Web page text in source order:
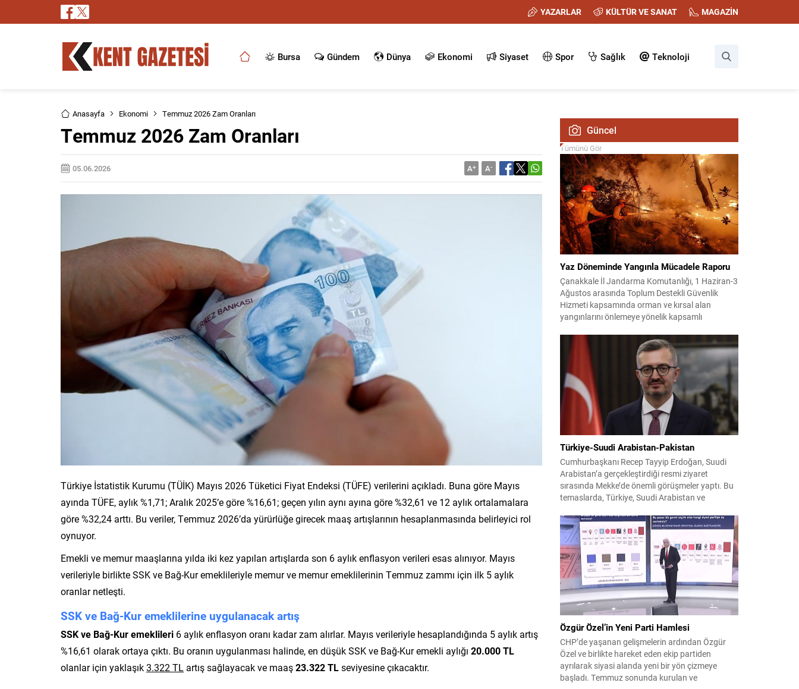
YAZARLAR KÜLTÜR VE SANAT MAGAZİN
Bursa Gündem Dünya Ekonomi Siyaset Spor Sağlık Teknoloji
Anasayfa Ekonomi Temmuz 2026 Zam Oranları
Temmuz 2026 Zam Oranları
05.06.2026 A+ A-
Türkiye İstatistik Kurumu (TÜİK) Mayıs 2026 Tüketici Fiyat Endeksi (TÜFE) verilerini açıkladı. Buna göre Mayıs
ayında TÜFE, aylık %1,71; Aralık 2025’e göre %16,61; geçen yılın aynı ayına göre %32,61 ve 12 aylık ortalamalara
göre %32,24 arttı. Bu veriler, Temmuz 2026’da yürürlüğe girecek maaş artışlarının hesaplanmasında belirleyici rol
oynuyor.
Emekli ve memur maaşlarına yılda iki kez yapılan artışlarda son 6 aylık enflasyon verileri esas alınıyor. Mayıs
verileriyle birlikte SSK ve Bağ-Kur emeklileriyle memur ve memur emeklilerinin Temmuz zammı için ilk 5 aylık
oranlar netleşti.
SSK ve Bağ-Kur emeklilerine uygulanacak artış
SSK ve Bağ-Kur emeklileri 6 aylık enflasyon oranı kadar zam alırlar. Mayıs verileriyle hesaplandığında 5 aylık artış
%16,61 olarak ortaya çıktı. Bu oranın uygulanması halinde, en düşük SSK ve Bağ-Kur emekli aylığı 20.000 TL
olanlar için yaklaşık3.322 TL artış sağlayacak ve maaş23.322 TLseviyesine çıkacaktır.
Güncel
Tümünü Gör
Yaz Döneminde Yangınla Mücadele Raporu
Çanakkale İl Jandarma Komutanlığı, 1 Haziran-3
Ağustos arasında Toplum Destekli Güvenlik
Hizmeti kapsamında orman ve kırsal alan
yangınlarını önlemeye yönelik kapsamlı
görev yapan 178 tim ve 742 personel, sahada
aktif olarak halkı bilinçlendirdi ve denetim
faaliyetleri gerçekleştirdi. Faaliyetler esnasında
bin 315 biçerdöver ve balya...
Türkiye-Suudi Arabistan-Pakistan
Cumhurbaşkanı Recep Tayyip Erdoğan, Suudi
Arabistan’a gerçekleştirdiği resmi ziyaret
sırasında Mekke’de önemli görüşmeler yaptı. Bu
temaslarda, Türkiye, Suudi Arabistan ve
birliği çerçevesi oluşturuldu. Ziyaretin en somut
çıktısı, üç ülkenin imza attığı Mekke Ortak
Savunma Anlaşması oldu. Anlaşma; ortak
güvenlik yaklaşımıyla bölgesel barış, istikrar...
Özgür Özel’in Yeni Parti Hamlesi
CHP’de yaşanan gelişmelerin ardından Özgür
Özel ve birlikte hareket eden ekip partiden
ayrılarak siyasi alanda yeni bir yön çizmeye
başladı. Temmuz sonunda kurulan ve